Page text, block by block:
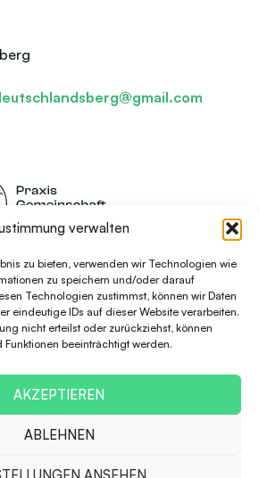
verwalten
zu bieten, verwenden wir Technologien wie
zu speichern und/oder darauf
Technologien zustimmst, können wir Daten
eindeutige IDs auf dieser Website verarbeiten.
nicht erteilst oder zurückziehst, können
beeinträchtigt werden.
AKZEPTIEREN
ABLEHNEN
ANSEHEN
Platz 7, EG A-8530
Hinweis
Cookie-Richtlinie (EU)
Deutschlandsberg, Dr. med. Peter